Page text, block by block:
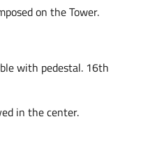
on the Tower.
with pedestal. 16th
in the center.